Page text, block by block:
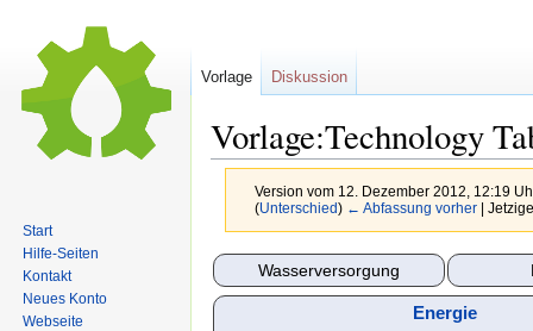
Vorlage:Technology
Version vom 12. Dezember 2012, 12:19
(Unterschied) ← Abfassung vorher|
Zur
Navigation
Zur
Suche
Wasserversorgung
Energie
Vorlage Diskussion
Start
Hilfe-Seiten
Kontakt
Neues Konto
Webseite